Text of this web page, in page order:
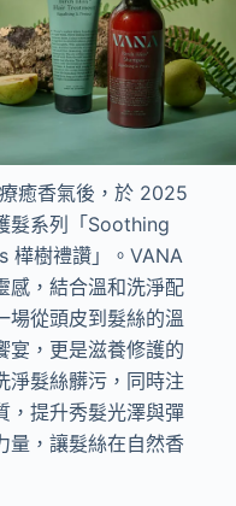
癒香氣後，於 2025
髮系列「Soothing
樺樹禮讚」。VANA
感，結合溫和洗淨配
場從頭皮到髮絲的溫
宴，更是滋養修護的
淨髮絲髒污，同時注
，提升秀髮光澤與彈
量，讓髮絲在自然香